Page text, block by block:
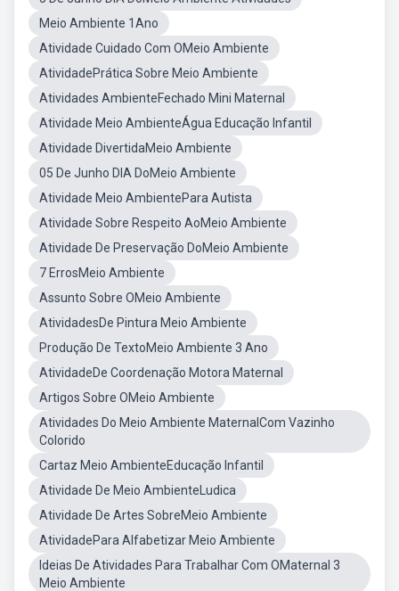
Meio Ambiente 1Ano
Atividade Cuidado Com OMeio Ambiente
AtividadePrática Sobre Meio Ambiente
Atividades AmbienteFechado Mini Maternal
Atividade Meio AmbienteÁgua Educação Infantil
Atividade DivertidaMeio Ambiente
05 De Junho DIA DoMeio Ambiente
Atividade Meio AmbientePara Autista
Atividade Sobre Respeito AoMeio Ambiente
Atividade De Preservação DoMeio Ambiente
7 ErrosMeio Ambiente
Assunto Sobre OMeio Ambiente
AtividadesDe Pintura Meio Ambiente
Produção De TextoMeio Ambiente 3 Ano
AtividadeDe Coordenação Motora Maternal
Artigos Sobre OMeio Ambiente
Atividades Do Meio Ambiente MaternalCom Vazinho
Colorido
Cartaz Meio AmbienteEducação Infantil
Atividade De Meio AmbienteLudica
Atividade De Artes SobreMeio Ambiente
AtividadePara Alfabetizar Meio Ambiente
Ideias De Atividades Para Trabalhar Com OMaternal 3
Meio Ambiente